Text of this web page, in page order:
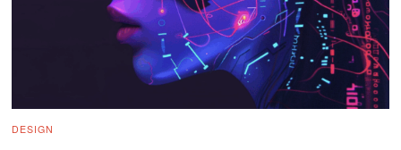
DESIGN